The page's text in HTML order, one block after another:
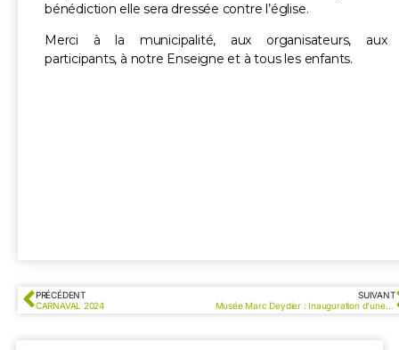
bénédiction elle sera dressée contre l’église.
Merci à la municipalité, aux organisateurs, aux
participants, à notre Enseigne et à tous les enfants.
PRÉCÉDENT
CARNAVAL 2024
SUIVANT
Musée Marc Deydier : Inauguration d’une salle d’exposition permanente